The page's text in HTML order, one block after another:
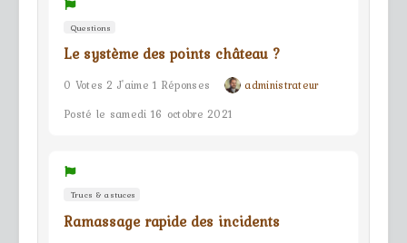
Questions
Le système des points château ?
0 Votes 2 J'aime 1 Réponses
administrateur
Posté le samedi 16 octobre 2021
Trucs & astuces
Ramassage rapide des incidents